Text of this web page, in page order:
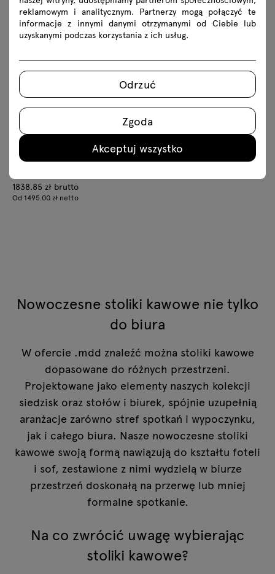
stolik kawowy
1924.95 zł brutto
Od 1565.00 zł netto
stolik kawowy
1211.55 zł brutto
Od 985.00 zł netto
Hako
1838.85 zł brutto
Od 1495.00 zł netto
Nowoczesne stoliki kawowe nie tylko
do biura
W ofercie .mdd znaleźć można stoliki kawowe
dopasowane do różnych przestrzeni.
Projektowane jako elementy naszych kolekcji
siedzisk oraz stołów i biurek, spójnie uzupełnią
aranżacje zarówno stref spotkań i wypoczynku,
jak i całego biura. Nasze nowoczesne stoliki
kawowe swoją formą nawiązują do kształtu foteli
i sof, zestawione z nimi wydzielą w biurze
przestrzeń doskonałą na przerwę lub mniej
formalne spotkanie.
Na co zwrócić uwagę wybierając
stoliki kawowe?
reklamowym i analitycznym. Partnerzy mogą połączyć te
informacje z innymi danymi otrzymanymi od Ciebie lub
uzyskanymi podczas korzystania z ich usług.
Odrzuć
Zgoda
Akceptuj wszystko